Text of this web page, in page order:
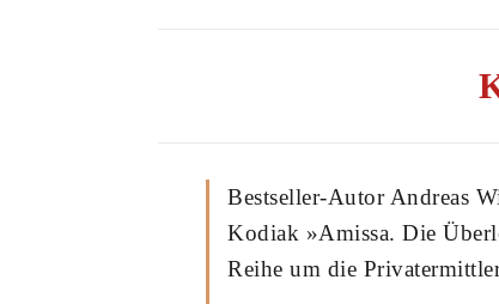
Bestseller-Autor Andreas
Kodiak »Amissa. Die
Reihe um die